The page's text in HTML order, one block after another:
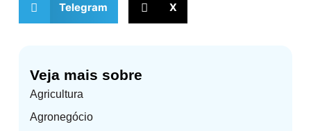
Veja mais sobre
Agricultura
Agronegócio
Telegram X